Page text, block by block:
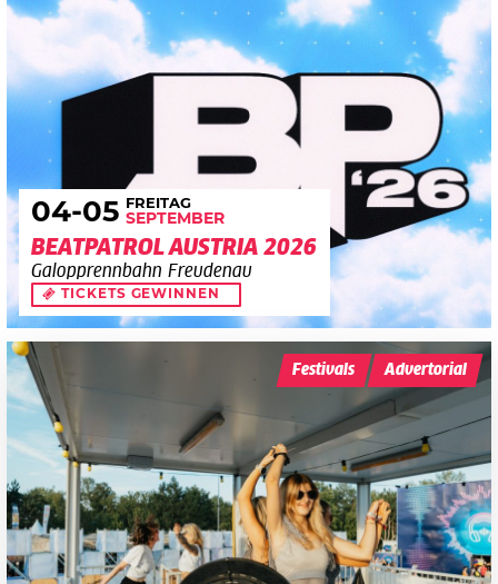
04-05 FREITAG
SEPTEMBER
BEATPATROL AUSTRIA 2026
Galopprennbahn Freudenau
TICKETS GEWINNEN
Festivals Advertorial